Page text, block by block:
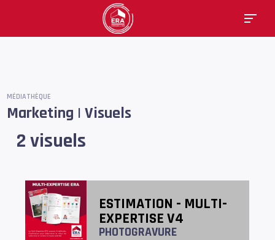
MÉDIATHÈQUE
Marketing | Visuels
2 visuels
ESTIMATION - MULTI-
EXPERTISE V4
PHOTOGRAVURE